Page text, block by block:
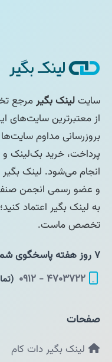
سایتلینک بگیرمرجع
بروزرسانی مداوم
پرداخت، خرید بک‌لینک و
انجام می‌شود. لینک بگیر
و عضو رسمی انجمن
به لینک بگیر اعتماد کنید؛
تخصص ماست.
۷ روز هفته پاسخگوی شما هستیم :
۴۷۰۳۷۲۲ - ۰۹۱۲
صفحات
لینک بگیر دات کام